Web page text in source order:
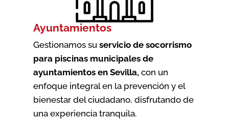
Ayuntamientos
Gestionamos su servicio de socorrismo
para piscinas municipales de
ayuntamientos en Sevilla, con un
enfoque integral en la prevención y el
bienestar del ciudadano, disfrutando de
una experiencia tranquila.